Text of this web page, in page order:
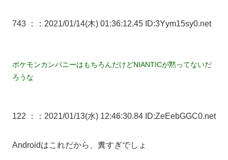
743 ： ：2021/01/14(木) 01:36:12.45 ID:3Yym15sy0.net
ポケモンカンパニーはもちろんだけどNIANTICが黙ってないだ
ろうな
122 ： ：2021/01/13(水) 12:46:30.84 ID:ZeEebGGC0.net
Androidはこれだから、糞すぎでしょ